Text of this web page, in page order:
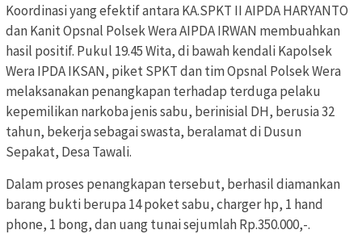
Koordinasi yang efektif antara KA.SPKT II AIPDA HARYANTO
dan Kanit Opsnal Polsek Wera AIPDA IRWAN membuahkan
hasil positif. Pukul 19.45 Wita, di bawah kendali Kapolsek
Wera IPDA IKSAN, piket SPKT dan tim Opsnal Polsek Wera
melaksanakan penangkapan terhadap terduga pelaku
kepemilikan narkoba jenis sabu, berinisial DH, berusia 32
tahun, bekerja sebagai swasta, beralamat di Dusun
Sepakat, Desa Tawali.
Dalam proses penangkapan tersebut, berhasil diamankan
barang bukti berupa 14 poket sabu, charger hp, 1 hand
phone, 1 bong, dan uang tunai sejumlah Rp.350.000,-.